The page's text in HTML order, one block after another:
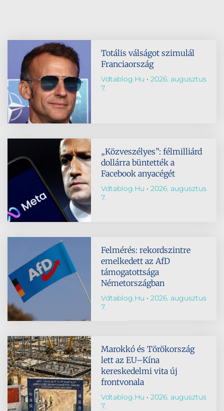
Totális válságot szimulál
Franciaország
Vdtablog.hu
2026. augusztus
7.
„Közveszélyes”: félmilliárd
dollárra büntették a
Facebook anyacégét
Vdtablog.hu
2026. augusztus
7.
Felmérés: rekordszintre
emelkedett az AfD
támogatottsága
Németországban
Vdtablog.hu
2026. augusztus
7.
Marokkó és Törökország
lett az EU–Kína
kereskedelmi vita új
frontvonala
Vdtablog.hu
2026. augusztus
7.